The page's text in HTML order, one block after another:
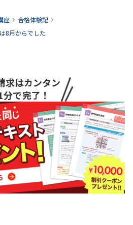
座
合格体験記
8月からでした
求はカンタン
分で完了！